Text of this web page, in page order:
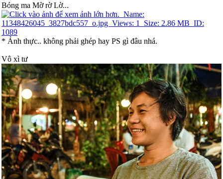
Bóng ma Mờ rờ Lờ...
* Ảnh thực.. không phải ghép hay PS gì đâu nhá.
Vô xì tư